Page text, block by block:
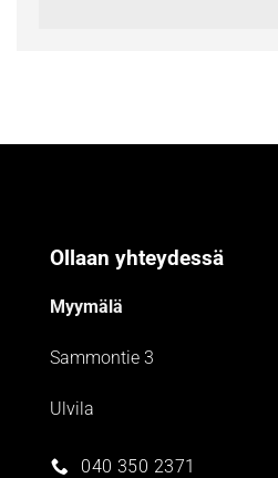
Ollaan yhteydessä
Myymälä
Sammontie 3
Ulvila
040 350 2371